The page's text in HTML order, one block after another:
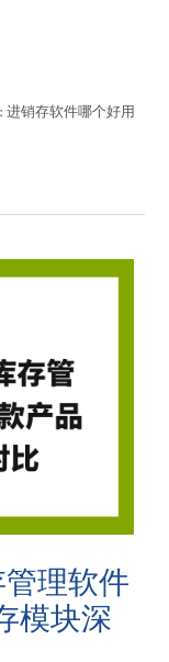
进销存软件哪个好用
理软件
模块深